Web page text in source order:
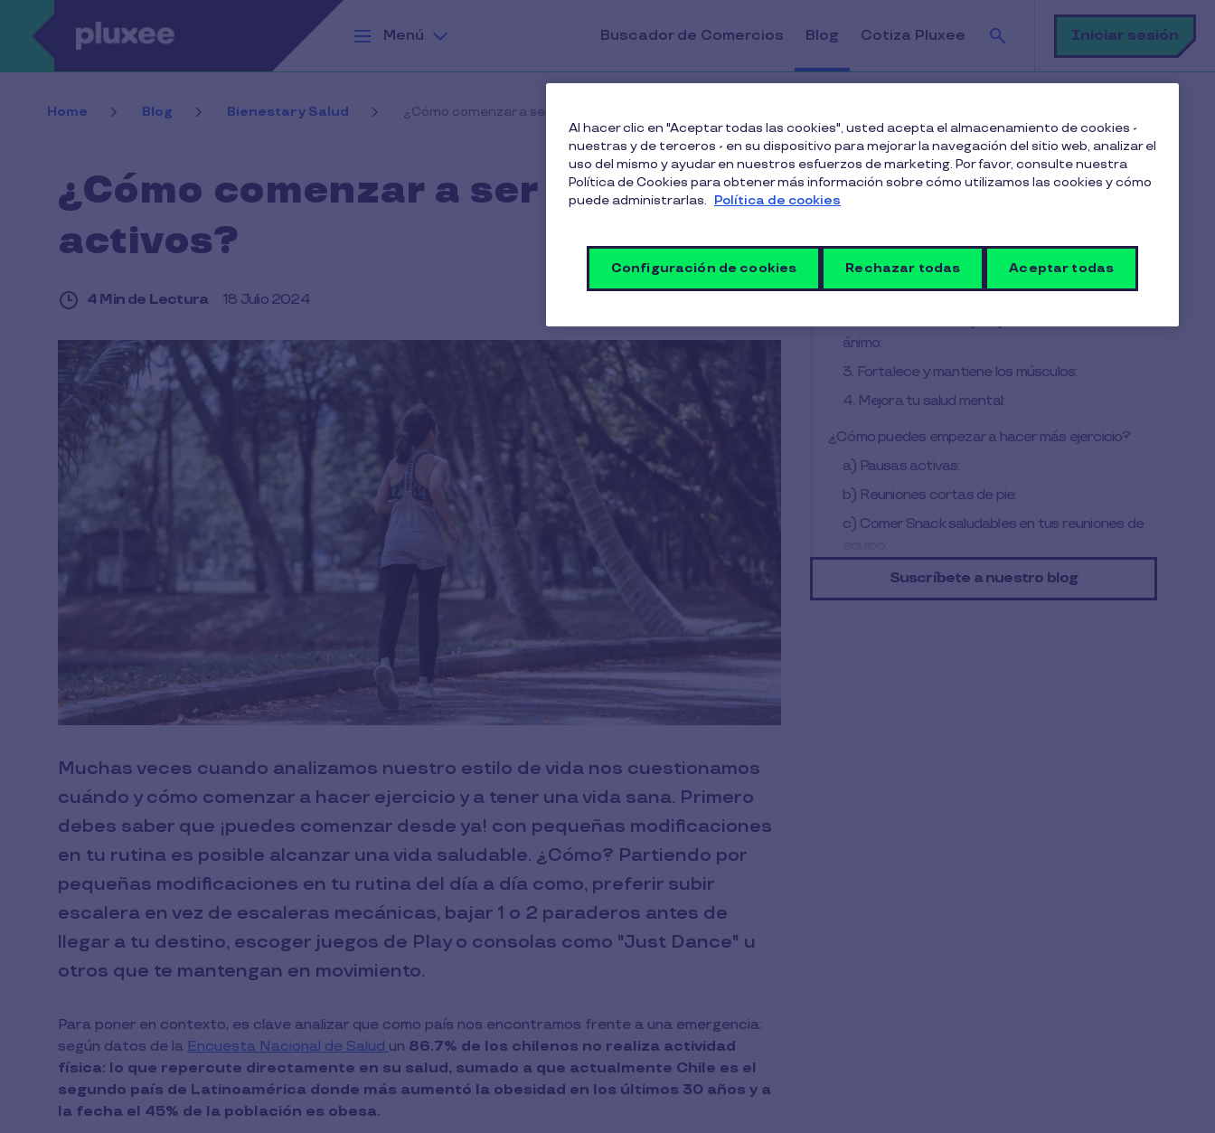
Pasar al contenido principal
Menú
Buscador de Comercios Blog Cotiza Pluxee
Buscar
Iniciar sesión
Home Blog Bienestar y Salud ¿Cómo comenzar a ser más activos?
¿Cómo comenzar a ser más
activos?
4 Min de Lectura 18 Julio 2024
Muchas veces cuando analizamos nuestro estilo de vida nos cuestionamos
cuándo y cómo comenzar a hacer ejercicio y a tener una vida sana. Primero
debes saber que ¡puedes comenzar desde ya! con pequeñas modificaciones
en tu rutina es posible alcanzar una vida saludable. ¿Cómo? Partiendo por
pequeñas modificaciones en tu rutina del día a día como, preferir subir
escalera en vez de escaleras mecánicas, bajar 1 o 2 paraderos antes de
llegar a tu destino, escoger juegos de Play o consolas como "Just Dance" u
otros que te mantengan en movimiento.
Para poner en contexto, es clave analizar que como país nos encontramos frente a una emergencia:
según datos de la Encuesta Nacional de Salud un 86.7% de los chilenos no realiza actividad
física: lo que repercute directamente en su salud, sumado a que actualmente Chile es el
segundo país de Latinoamérica donde más aumentó la obesidad en los últimos 30 años y a
la fecha el 45% de la población es obesa.
Tabla de contenido
¿Cuáles son algunos los beneficios de
esto?
1. Previene y controla enfermedades crónicas:
ánimo:
3. Fortalece y mantiene los músculos:
4. Mejora tu salud mental:
¿Cómo puedes empezar a hacer más ejercicio?
a) Pausas activas:
b) Reuniones cortas de pie:
c) Comer Snack saludables en tus reuniones de
d) Competencias deportivas interáreas:
Suscríbete a nuestro blog
Al hacer clic en "Aceptar todas las cookies", usted acepta el almacenamiento de cookies -
nuestras y de terceros - en su dispositivo para mejorar la navegación del sitio web, analizar el
uso del mismo y ayudar en nuestros esfuerzos de marketing. Por favor, consulte nuestra
Política de Cookies para obtener más información sobre cómo utilizamos las cookies y cómo
puede administrarlas. Política de cookies
Configuración de cookies Rechazar todas Aceptar todas